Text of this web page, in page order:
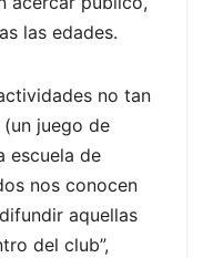
las edades.
no tan
juego de
escuela de
nos conocen
aquellas
del club”,